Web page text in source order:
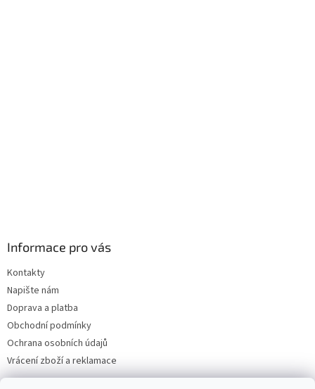
Informace pro vás
Kontakty
Napište nám
Doprava a platba
Obchodní podmínky
Ochrana osobních údajů
Vrácení zboží a reklamace